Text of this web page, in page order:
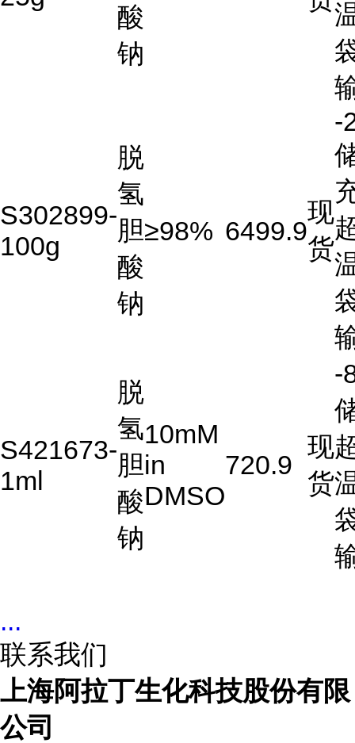
酸
钠
S302899-
100g
脱
氢
胆
酸
钠
≥98% 6499.9
现
货
-
S421673-
1ml
脱
氢
胆
酸
钠
10mM
in
DMSO
720.9
现
货
-
...
联系我们
上海阿拉丁生化科技股份有限
公司